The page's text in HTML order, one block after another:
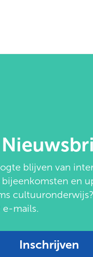
blijven van
en
e-mails.
Inschrijven